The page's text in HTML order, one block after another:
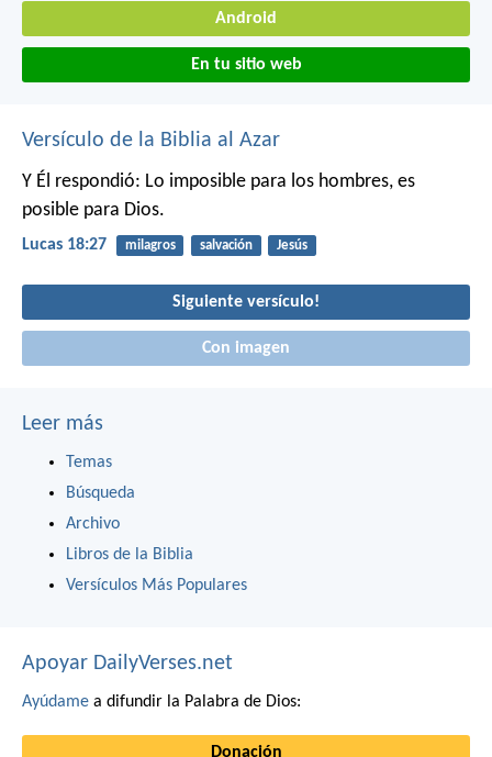
Android
En tu sitio web
Versículo de la Biblia al Azar
Y Él respondió: Lo imposible para los hombres, es
posible para Dios.
Lucas 18:27 milagros salvación Jesús
Siguiente versículo!
Con imagen
Leer más
Temas
Búsqueda
Archivo
Libros de la Biblia
Versículos Más Populares
Apoyar DailyVerses.net
Ayúdame a difundir la Palabra de Dios:
Donación